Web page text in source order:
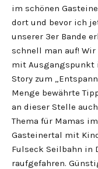
im schönen
dort und bevor ich
unserer 3er Bande
schnell man auf!
mit Ausgangspunkt
Story zum
Menge bewährte
an dieser Stelle
Thema für Mamas
Gasteinertal mit
Fulseck Seilbahn in
raufgefahren.